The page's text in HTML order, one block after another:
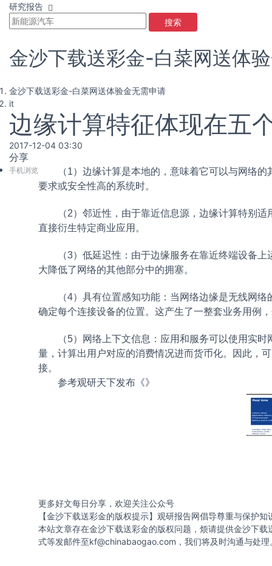
研究报告
搜索
金沙下载送彩金-白菜网送体
金沙下载送彩金-白菜网送体验金无需申请
it
边缘计算特征体现在五
2017-12-04 03:30
分享
手机浏览 （1）边缘计算是本地的，意味着它可以与网络的
要求或安全性高的系统时。
（2）邻近性，由于靠近信息源，边缘计算特别
直接衍生特定商业应用。
（3）低延迟性：由于边缘服务在靠近终端设备
大降低了网络的其他部分中的拥塞。
（4）具有位置感知功能：当网络边缘是无线网
确定每个连接设备的位置。这产生了一整套业务用例
（5）网络上下文信息：应用和服务可以使用实
量，计算出用户对应的消费情况进而货币化。因此，
接。
参考观研天下发布《》
更多好文每日分享，欢迎关注公众号
【金沙下载送彩金的版权提示】观研报告网倡导尊重与保护
本站文章存在金沙下载送彩金的版权问题，烦请提供金沙下
式等发邮件至kf@chinabaogao.com ，我们将及时沟通与处理